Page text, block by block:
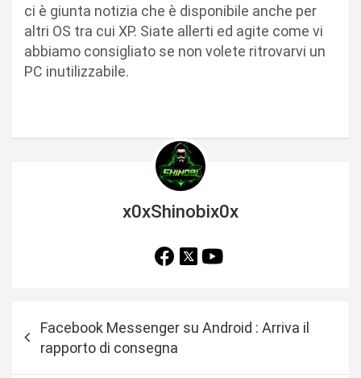
ci è giunta notizia che è disponibile anche per
altri OS tra cui XP. Siate allerti ed agite come vi
abbiamo consigliato se non volete ritrovarvi un
PC inutilizzabile.
x0xShinobix0x
Facebook Messenger su Android : Arriva il
rapporto di consegna